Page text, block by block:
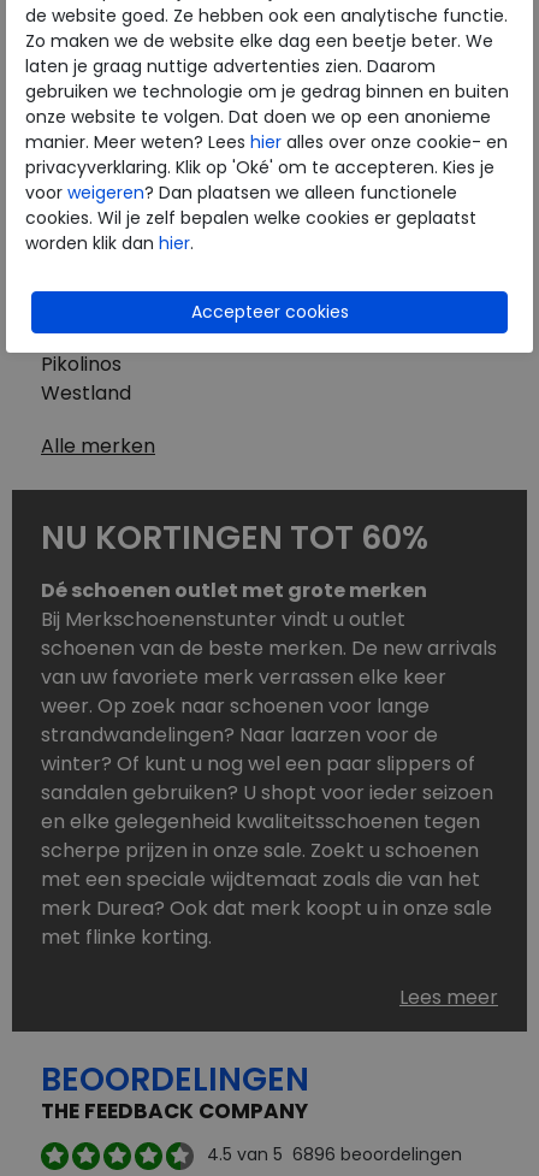
Solidus
Think
Waldlaufer
Westland
Wolky
Herenschoenen
Australian
Birkenstock
Clarks
Mephisto
Pikolinos
Westland
Alle merken
NU KORTINGEN TOT 60%
Dé schoenen outlet met grote merken
Bij Merkschoenenstunter vindt u outlet
schoenen van de beste merken. De new arrivals
van uw favoriete merk verrassen elke keer
weer. Op zoek naar schoenen voor lange
strandwandelingen? Naar laarzen voor de
winter? Of kunt u nog wel een paar slippers of
sandalen gebruiken? U shopt voor ieder seizoen
en elke gelegenheid kwaliteitsschoenen tegen
scherpe prijzen in onze sale. Zoekt u schoenen
met een speciale wijdtemaat zoals die van het
merk Durea? Ook dat merk koopt u in onze sale
met flinke korting.
Schoenen heeft u nooit genoeg. Goedkope
schoenen, maar dus wel van topmerken,
aanbod is zo compleet dat u altijd wel een
passend paar vindt.
Welke schoenmerken vindt u in onze online
Lees meer
BEOORDELINGEN
THE FEEDBACK COMPANY
4.5 van 5 6896 beoordelingen
de website goed. Ze hebben ook een analytische functie.
Zo maken we de website elke dag een beetje beter. We
laten je graag nuttige advertenties zien. Daarom
gebruiken we technologie om je gedrag binnen en buiten
onze website te volgen. Dat doen we op een anonieme
manier. Meer weten? Lees hier alles over onze cookie- en
privacyverklaring. Klik op 'Oké' om te accepteren. Kies je
voor weigeren? Dan plaatsen we alleen functionele
cookies. Wil je zelf bepalen welke cookies er geplaatst
worden klik dan hier.